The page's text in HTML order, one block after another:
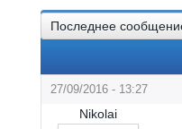
Последнее
27/09/2016 - 13:27
Nikolai